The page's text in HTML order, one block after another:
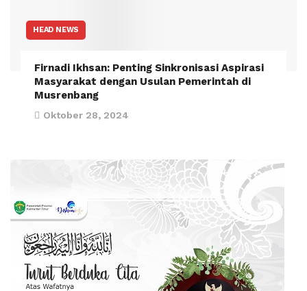
HEAD NEWS
Firnadi Ikhsan: Penting Sinkronisasi Aspirasi
Masyarakat dengan Usulan Pemerintah di
Musrenbang
Oktober 28, 2024